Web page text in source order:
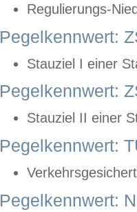
Regulierungs-
Pegelkennwert:
Stauziel I einer
Pegelkennwert:
Stauziel II einer
Pegelkennwert:
Pegelkennwert: